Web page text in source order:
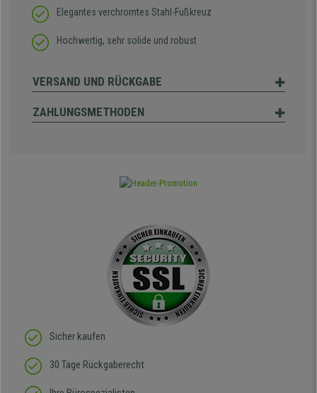
Elegantes verchromtes Stahl-Fußkreuz
Hochwertig, sehr solide und robust
VERSAND UND RÜCKGABE
ZAHLUNGSMETHODEN
Sicher kaufen
30 Tage Rückgaberecht